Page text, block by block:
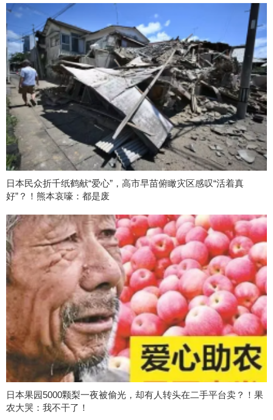
日本民众折千纸鹤献“爱心”，高市早苗俯瞰灾区感叹“活着真
好”？！熊本哀嚎：都是废
日本果园5000颗梨一夜被偷光，却有人转头在二手平台卖？！果
农大哭：我不干了！